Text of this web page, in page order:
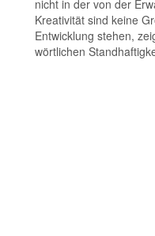
nicht in der von der
Kreativität sind keine
Entwicklung stehen,
wörtlichen